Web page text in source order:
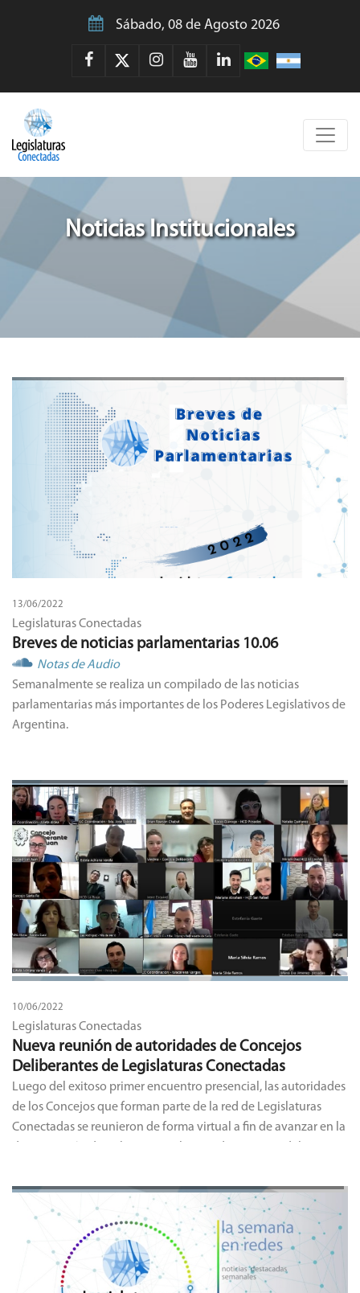
Sábado, 08 de Agosto 2026
Noticias Institucionales
13/06/2022
Legislaturas Conectadas
Breves de noticias parlamentarias 10.06
Notas de Audio
Semanalmente se realiza un compilado de las noticias
parlamentarias más importantes de los Poderes Legislativos de
Argentina.
10/06/2022
Legislaturas Conectadas
Nueva reunión de autoridades de Concejos
Deliberantes de Legislaturas Conectadas
Luego del exitoso primer encuentro presencial, las autoridades
de los Concejos que forman parte de la red de Legislaturas
Conectadas se reunieron de forma virtual a fin de avanzar en la